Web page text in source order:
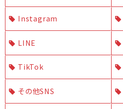
Instagram
LINE
TikTok
その他SNS